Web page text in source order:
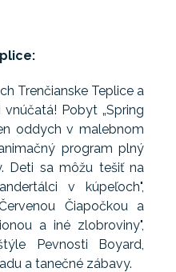
Trenčianske Teplice a
Pobyt „Spring
oddych v malebnom
program plný
Deti sa môžu tešiť na
v kúpeľoch",
Čiapočkou a
a iné zlobroviny",
Pevnosti Boyard,
a tanečné zábavy.